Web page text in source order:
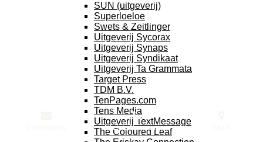
SUN (uitgeverij)
Superloeloe
Swets & Zeitlinger
Uitgeverij Sycorax
Uitgeverij Synaps
Uitgeverij Syndikaat
Uitgeverij Ta Grammata
Target Press
TDM B.V.
TenPages.com
Tens Media
Uitgeverij TextMessage
The Coloured Leaf
Telefoonnummer